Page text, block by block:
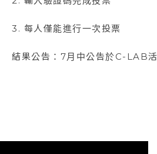
3. 每人僅能進行一次投票
結果公告：7月中公告於C-LAB